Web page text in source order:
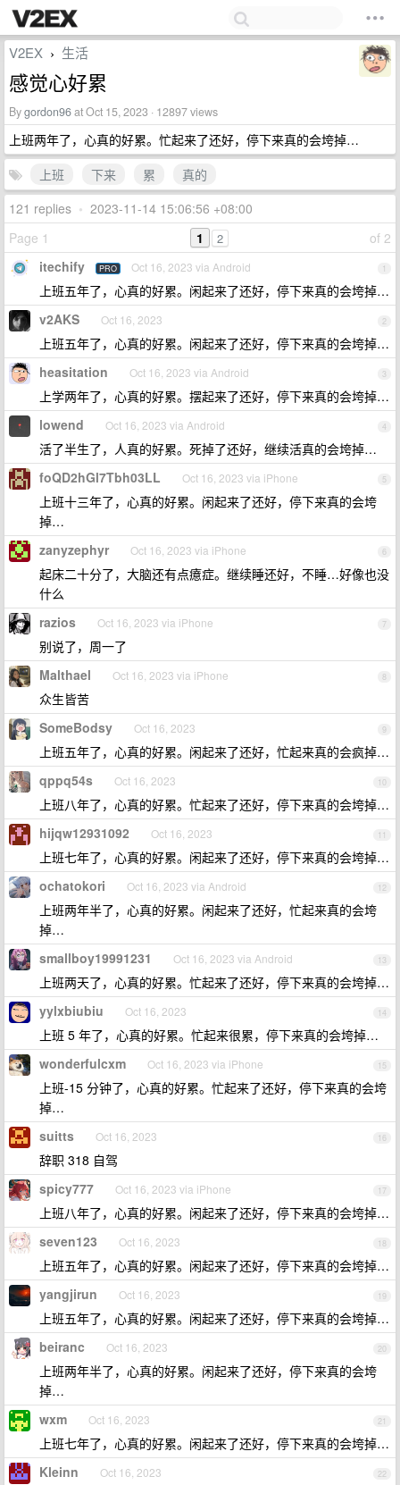
V2EX › 生活
感觉心好累
Bygordon96at Oct 15, 2023 · 12897 views
上班两年了，心真的好累。忙起来了还好，停下来真的会垮掉…
上班
下来 累
真的
121 replies • 2023-11-14 15:06:56 +08:00
Page 1
of 2
1 2
1
itechify PRO Oct 16, 2023 via Android
上班五年了，心真的好累。闲起来了还好，停下来真的会垮掉…
2
v2AKS Oct 16, 2023
上班五年了，心真的好累。闲起来了还好，停下来真的会垮掉…
3
heasitation Oct 16, 2023 via Android
上学两年了，心真的好累。摆起来了还好，停下来真的会垮掉…
4
lowend Oct 16, 2023 via Android
活了半生了，人真的好累。死掉了还好，继续活真的会垮掉…
5
foQD2hGl7Tbh03LL Oct 16, 2023 via iPhone
上班十三年了，心真的好累。闲起来了还好，停下来真的会垮
掉…
6
zanyzephyr Oct 16, 2023 via iPhone
起床二十分了，大脑还有点癔症。继续睡还好，不睡…好像也没
什么
7
razios Oct 16, 2023 via iPhone
别说了，周一了
8
Malthael Oct 16, 2023 via iPhone
众生皆苦
9
SomeBodsy Oct 16, 2023
上班五年了，心真的好累。闲起来了还好，忙起来真的会疯掉…
10
qppq54s Oct 16, 2023
上班八年了，心真的好累。忙起来了还好，停下来真的会垮掉…
11
hijqw12931092 Oct 16, 2023
上班七年了，心真的好累。闲起来了还好，停下来真的会垮掉…
12
ochatokori Oct 16, 2023 via Android
上班两年半了，心真的好累。闲起来了还好，忙起来真的会垮
掉…
13
smallboy19991231 Oct 16, 2023 via Android
上班两天了，心真的好累。忙起来了还好，停下来真的会垮掉…
14
yylxbiubiu Oct 16, 2023
上班 5 年了，心真的好累。忙起来很累，停下来真的会垮掉…
15
wonderfulcxm Oct 16, 2023 via iPhone
上班-15 分钟了，心真的好累。忙起来了还好，停下来真的会垮
掉…
16
suitts Oct 16, 2023
辞职 318 自驾
17
spicy777 Oct 16, 2023 via iPhone
上班八年了，心真的好累。闲起来了还好，停下来真的会垮掉…
18
seven123 Oct 16, 2023
上班五年了，心真的好累。闲起来了还好，停下来真的会垮掉…
19
yangjirun Oct 16, 2023
上班五年了，心真的好累。闲起来了还好，停下来真的会垮掉…
20
beiranc Oct 16, 2023
上班两年半了，心真的好累。闲起来了还好，停下来真的会垮
掉…
21
wxm Oct 16, 2023
上班七年了，心真的好累。闲起来了还好，停下来真的会垮掉…
22
Kleinn Oct 16, 2023